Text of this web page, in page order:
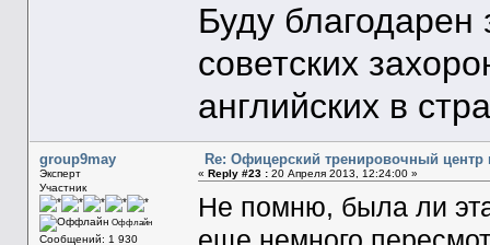
Буду
советских
английских в
group9may
Эксперт
Участник
Оффлайн
Сообщений: 1 930
Re: Офицерский тренировочный центр
« Reply #23 :20 Апреля 2013, 12:24:00 »
Не помню, была ли